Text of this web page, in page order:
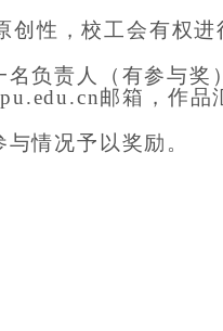
创性 ，校工会有权进
名负责人（有参与奖
邮箱， 作品
情况予以奖励。